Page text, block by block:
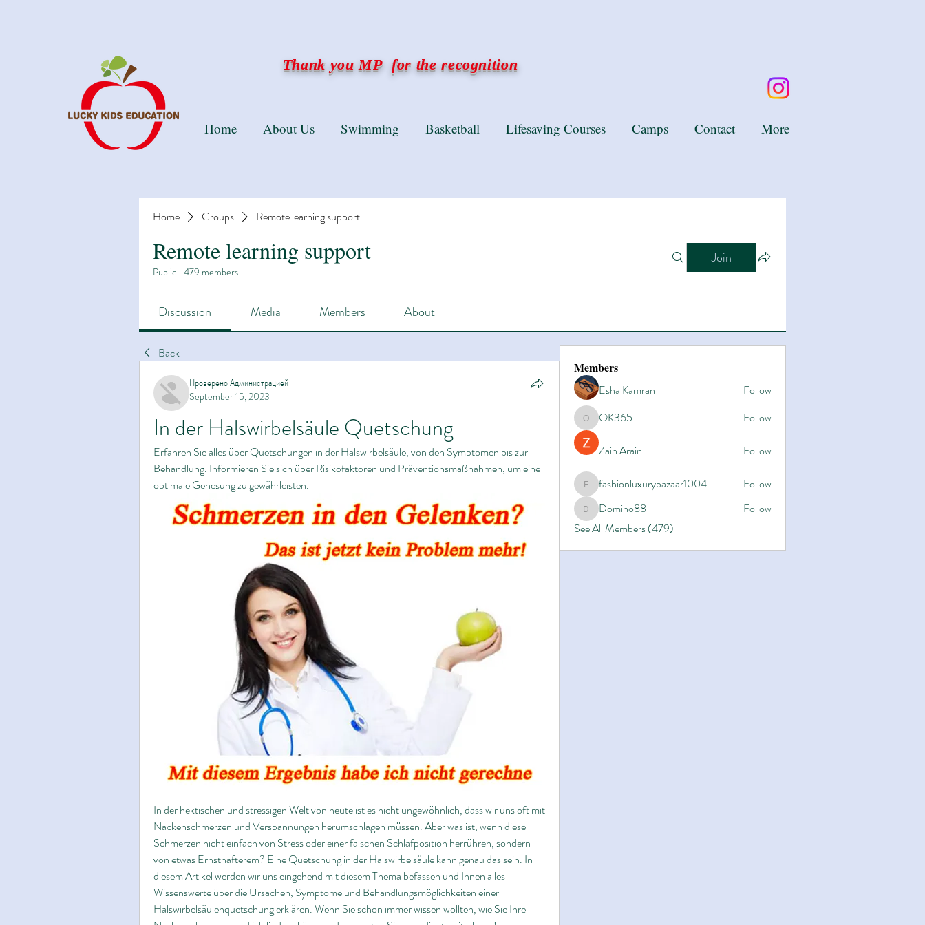
Thank you MP for the recognition
Home Groups Remote learning support
Remote learning support
Public · 479 members
Join
Discussion Media Members About
Back
Проверено Администрацией
September 15, 2023
In der Halswirbelsäule Quetschung
Erfahren Sie alles über Quetschungen in der Halswirbelsäule, von den Symptomen bis zur
Behandlung. Informieren Sie sich über Risikofaktoren und Präventionsmaßnahmen, um eine
optimale Genesung zu gewährleisten.
In der hektischen und stressigen Welt von heute ist es nicht ungewöhnlich, dass wir uns oft mit
Nackenschmerzen und Verspannungen herumschlagen müssen. Aber was ist, wenn diese
Schmerzen nicht einfach von Stress oder einer falschen Schlafposition herrühren, sondern
von etwas Ernsthafterem? Eine Quetschung in der Halswirbelsäule kann genau das sein. In
diesem Artikel werden wir uns eingehend mit diesem Thema befassen und Ihnen alles
Wissenswerte über die Ursachen, Symptome und Behandlungsmöglichkeiten einer
Halswirbelsäulenquetschung erklären. Wenn Sie schon immer wissen wollten, wie Sie Ihre
Members
Esha Kamran
Follow
OK365OK365 Follow
Zain Arain Follow
fashionluxurybazaar1004
fashionluxurybazaar1004 Follow
Domino88
Domino88
Follow
See All Members (479)
Home About Us Swimming Basketball Lifesaving Courses Camps Contact More